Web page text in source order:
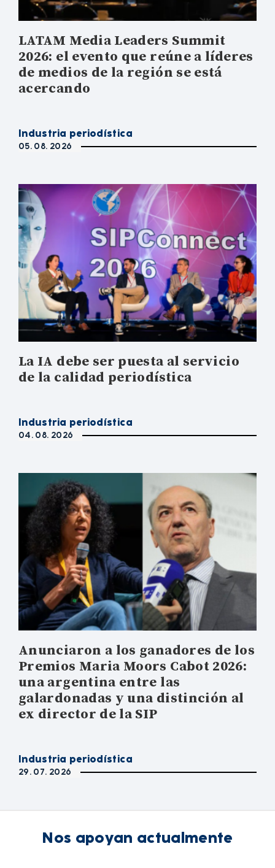
LATAM Media Leaders Summit
2026: el evento que reúne a líderes
de medios de la región se está
acercando
Industria periodística
05. 08. 2026
La IA debe ser puesta al servicio
de la calidad periodística
Industria periodística
04. 08. 2026
Anunciaron a los ganadores de los
Premios Maria Moors Cabot 2026:
una argentina entre las
galardonadas y una distinción al
ex director de la SIP
Industria periodística
29. 07. 2026
Nos apoyan actualmente